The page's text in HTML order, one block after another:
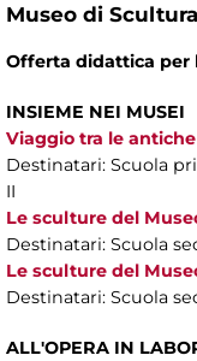
Museo di
Offerta didattica per
INSIEME NEI MUSEI
Viaggio tra le
Destinatari: Scuola
II
Le sculture del
Destinatari: Scuola
Le sculture del
Destinatari: Scuola
ALL'OPERA IN